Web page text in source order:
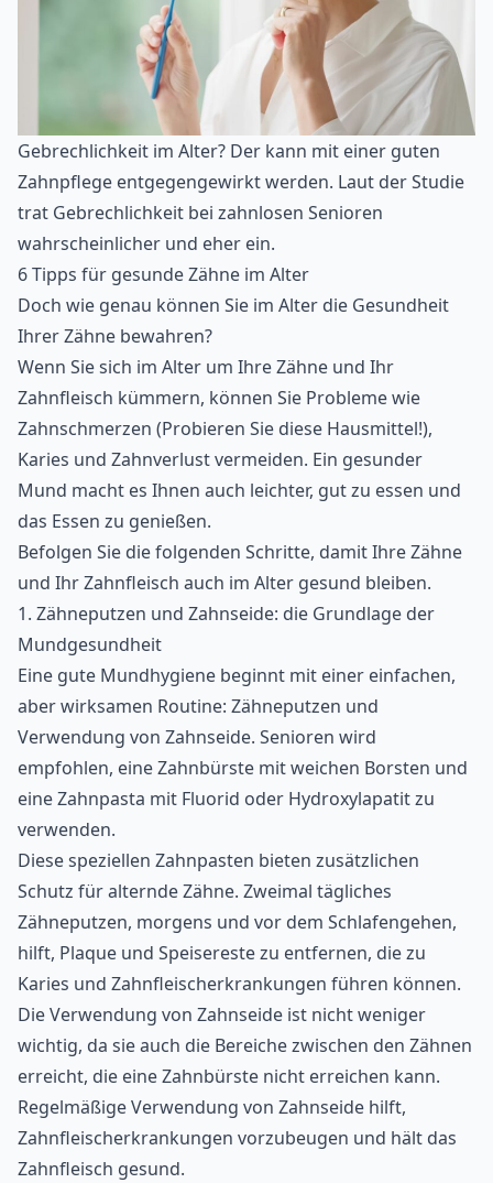
Gebrechlichkeit im Alter? Der kann mit einer guten
Zahnpflege entgegengewirkt werden. Laut der Studie
trat Gebrechlichkeit bei zahnlosen Senioren
wahrscheinlicher und eher ein.
6 Tipps für gesunde Zähne im Alter
Doch wie genau können Sie im Alter die Gesundheit
Ihrer Zähne bewahren?
Wenn Sie sich im Alter um Ihre Zähne und Ihr
Zahnfleisch kümmern, können Sie Probleme wie
Zahnschmerzen (Probieren Sie diese Hausmittel!),
Karies und Zahnverlust vermeiden. Ein gesunder
Mund macht es Ihnen auch leichter, gut zu essen und
das Essen zu genießen.
Befolgen Sie die folgenden Schritte, damit Ihre Zähne
und Ihr Zahnfleisch auch im Alter gesund bleiben.
1. Zähneputzen und Zahnseide: die Grundlage der
Mundgesundheit
Eine gute Mundhygiene beginnt mit einer einfachen,
aberwirksamen Routine: Zähneputzen und
Verwendung von Zahnseide. Senioren wird
empfohlen, eine Zahnbürste mit weichen Borsten und
eine Zahnpasta mit Fluorid oder Hydroxylapatit zu
verwenden.
Diesespeziellen Zahnpasten bieten zusätzlichen
Schutz für alternde Zähne. Zweimal tägliches
Zähneputzen, morgens und vor dem Schlafengehen,
hilft, Plaque und Speisereste zu entfernen, die zu
Karies und Zahnfleischerkrankungen führen können.
Die Verwendung von Zahnseide ist nicht weniger
wichtig, da sie auch die Bereiche zwischen den Zähnen
erreicht, die eine Zahnbürste nicht erreichen kann.
Regelmäßige Verwendung von Zahnseide hilft,
Zahnfleischerkrankungen vorzubeugen und hält das
Zahnfleisch gesund.